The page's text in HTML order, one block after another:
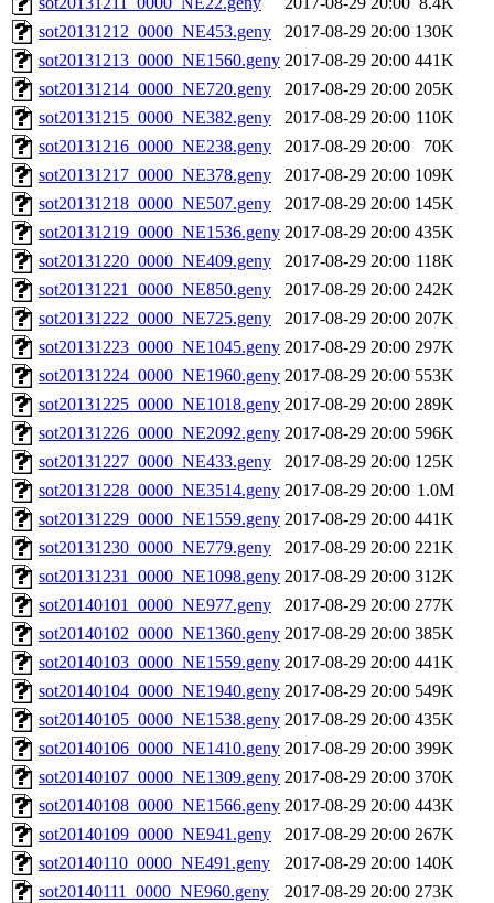
sot20131212_0000_NE453.geny
2017-08-29 20:00 130K
sot20131213_0000_NE1560.geny 2017-08-29 20:00 441K
sot20131214_0000_NE720.geny
2017-08-29 20:00 205K
sot20131215_0000_NE382.geny
2017-08-29 20:00 110K
sot20131216_0000_NE238.geny
2017-08-29 20:00
70K
sot20131217_0000_NE378.geny
2017-08-29 20:00 109K
sot20131218_0000_NE507.geny
2017-08-29 20:00 145K
sot20131219_0000_NE1536.geny 2017-08-29 20:00 435K
sot20131220_0000_NE409.geny
2017-08-29 20:00 118K
sot20131221_0000_NE850.geny
2017-08-29 20:00 242K
sot20131222_0000_NE725.geny
2017-08-29 20:00 207K
sot20131223_0000_NE1045.geny 2017-08-29 20:00 297K
sot20131224_0000_NE1960.geny 2017-08-29 20:00 553K
sot20131225_0000_NE1018.geny 2017-08-29 20:00 289K
sot20131226_0000_NE2092.geny 2017-08-29 20:00 596K
sot20131227_0000_NE433.geny
2017-08-29 20:00 125K
sot20131228_0000_NE3514.geny 2017-08-29 20:00 1.0M
sot20131229_0000_NE1559.geny 2017-08-29 20:00 441K
sot20131230_0000_NE779.geny
2017-08-29 20:00 221K
sot20131231_0000_NE1098.geny 2017-08-29 20:00 312K
sot20140101_0000_NE977.geny
2017-08-29 20:00 277K
sot20140102_0000_NE1360.geny 2017-08-29 20:00 385K
sot20140103_0000_NE1559.geny 2017-08-29 20:00 441K
sot20140104_0000_NE1940.geny 2017-08-29 20:00 549K
sot20140105_0000_NE1538.geny 2017-08-29 20:00 435K
sot20140106_0000_NE1410.geny 2017-08-29 20:00 399K
sot20140107_0000_NE1309.geny 2017-08-29 20:00 370K
sot20140108_0000_NE1566.geny 2017-08-29 20:00 443K
sot20140109_0000_NE941.geny
2017-08-29 20:00 267K
sot20140110_0000_NE491.geny
2017-08-29 20:00 140K
sot20140111_0000_NE960.geny
2017-08-29 20:00 273K